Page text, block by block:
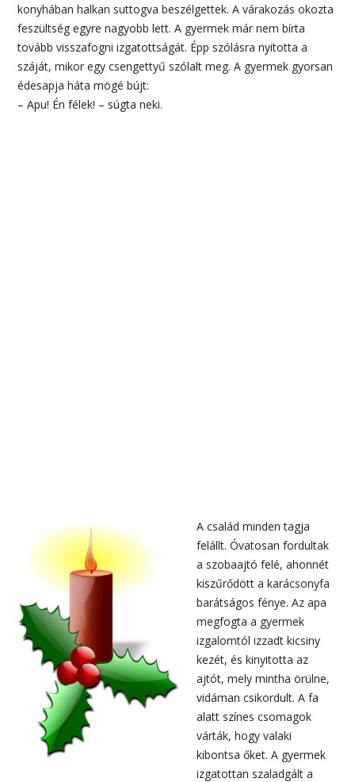
konyhában halkan suttogva beszélgettek. A várakozás okozta
feszültség egyre nagyobb lett. A gyermek már nem bírta
tovább visszafogni izgatottságát. Épp szólásra nyitotta a
száját, mikor egy csengettyű szólalt meg. A gyermek gyorsan
édesapja háta mögé bújt:
– Apu! Én félek! – súgta neki.
A család minden tagja
felállt. Óvatosan fordultak
a szobaajtó felé, ahonnét
kiszűrődött a karácsonyfa
barátságos fénye. Az apa
megfogta a gyermek
izgalomtól izzadt kicsiny
kezét, és kinyitotta az
ajtót, mely mintha örülne,
vidáman csikordult. A fa
alatt színes csomagok
várták, hogy valaki
kibontsa őket. A gyermek
izgatottan szaladgált a